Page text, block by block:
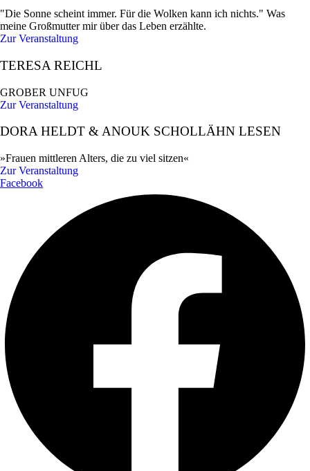
"Die Sonne scheint immer. Für die Wolken kann ich nichts." Was
meine Großmutter mir über das Leben erzählte.
Zur Veranstaltung
TERESA REICHL
GROBER UNFUG
Zur Veranstaltung
DORA HELDT & ANOUK SCHOLLÄHN LESEN
»Frauen mittleren Alters, die zu viel sitzen«
Zur Veranstaltung
Facebook